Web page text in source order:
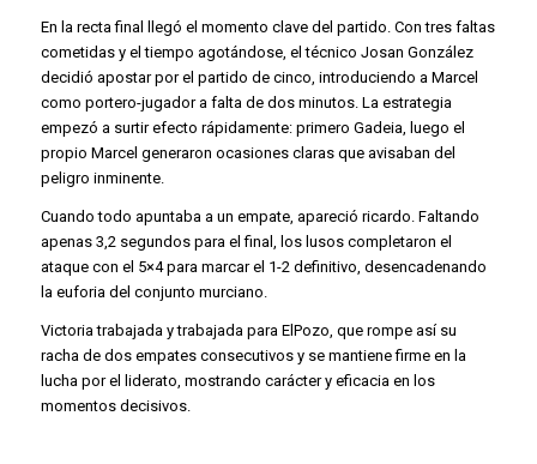
En la recta final llegó el momento clave del partido. Con tres faltas
cometidas y el tiempo agotándose, el técnico Josan González
decidió apostar por el partido de cinco, introduciendo a Marcel
como portero-jugador a falta de dos minutos. La estrategia
empezó a surtir efecto rápidamente: primero Gadeia, luego el
propio Marcel generaron ocasiones claras que avisaban del
peligro inminente.
Cuando todo apuntaba a un empate, apareció ricardo. Faltando
apenas 3,2 segundos para el final, los lusos completaron el
ataque con el 5×4 para marcar el 1-2 definitivo, desencadenando
la euforia del conjunto murciano.
Victoria trabajada y trabajada para ElPozo, que rompe así su
racha de dos empates consecutivos y se mantiene firme en la
lucha por el liderato, mostrando carácter y eficacia en los
momentos decisivos.